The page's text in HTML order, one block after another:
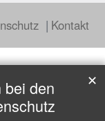
Kontakt
bei den
✕